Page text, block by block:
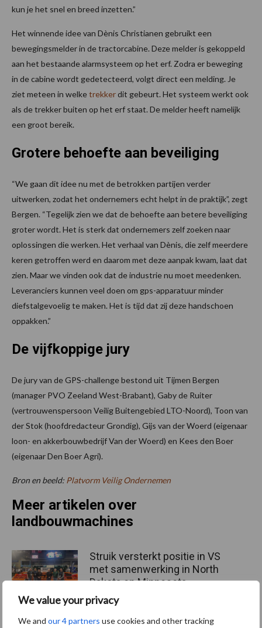
We value your privacy
We and our 4 partners use cookies and other tracking
kun je het snel en breed inzetten.”
Het winnende idee van Dènis Christianen gebruikt een
bewegingsmelder in de tractorcabine. Deze melder is gekoppeld
aan het bestaande alarmsysteem op het erf. Zodra er beweging
in de cabine wordt gedetecteerd, volgt direct een melding. Je
ziet meteen in welketrekkerdit gebeurt. Het systeem werkt ook
als de trekker buiten op het erf staat. De melder heeft namelijk
een groot bereik.
Grotere behoefte aan beveiliging
“We gaan dit idee nu met de betrokken partijen verder
uitwerken, zodat het ondernemers echt helpt in de praktijk”, zegt
Bergen. “Tegelijk zien we dat de behoefte aan betere beveiliging
groter wordt. Het is sterk dat ondernemers zelf zoeken naar
oplossingen die werken. Het verhaal van Dènis, die zelf meerdere
keren getroffen werd en daarom met deze aanpak kwam, laat dat
zien. Maar we vinden ook dat de industrie nu moet meedenken.
Leveranciers kunnen veel doen om gps-apparatuur minder
diefstalgevoelig te maken. Het is tijd dat zij deze handschoen
oppakken.”
De vijfkoppige jury
De jury van de GPS-challenge bestond uit Tijmen Bergen
(manager PVO Zeeland West-Brabant), Gaby de Ruiter
(vertrouwenspersoon Veilig Buitengebied LTO-Noord), Toon van
der Stok (hoofdredacteur Grondig), Gijs van der Woerd (eigenaar
loon- en akkerbouwbedrijf Van der Woerd) en Kees den Boer
(eigenaar Den Boer Agri).
Bron en beeld: Platvorm Veilig Ondernemen
Meer artikelen over
landbouwmachines
Struik versterkt positie in VS
met samenwerking in North
Dakota en Minnesota